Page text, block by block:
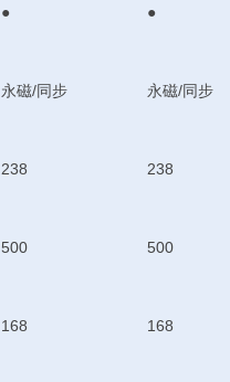
● ●
永磁/同步 永磁/同步
238 238
500 500
168 168